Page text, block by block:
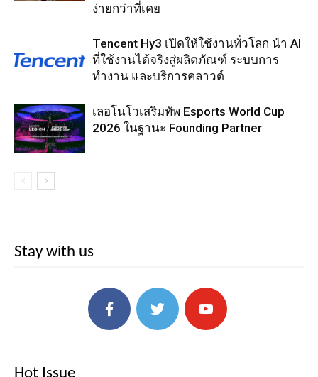
ง่ายกว่าที่เคย
Tencent Hy3 เปิดให้ใช้งานทั่วโลก นำ AI
ที่ใช้งานได้จริงสู่ผลิตภัณฑ์ ระบบการ
ทำงาน และบริการคลาวด์
เลอโนโวเสริมทัพ Esports World Cup
2026 ในฐานะ Founding Partner
Stay with us